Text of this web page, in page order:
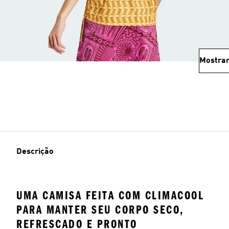
Descrição
UMA CAMISA FEITA COM CLIMACOOL
PARA MANTER SEU CORPO SECO,
REFRESCADO E PRONTO